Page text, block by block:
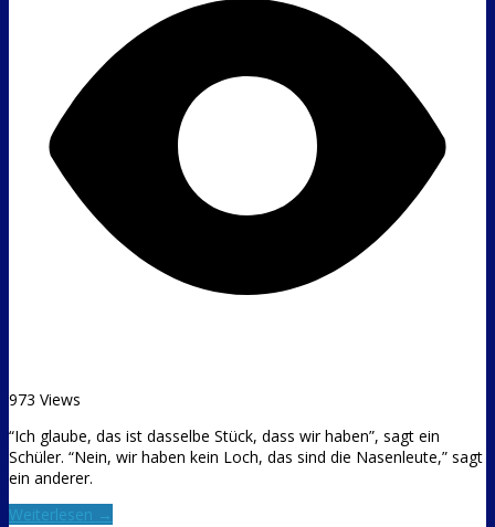
973 Views
“Ich glaube, das ist dasselbe Stück, dass wir haben”, sagt ein
Schüler. “Nein, wir haben kein Loch, das sind die Nasenleute,” sagt
ein anderer.
Weiterlesen →